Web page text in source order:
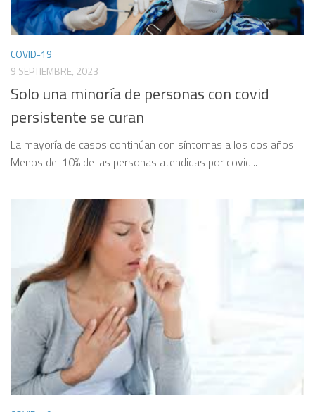
COVID-19
9 SEPTIEMBRE, 2023
Solo una minoría de personas con covid
persistente se curan
La mayoría de casos continúan con síntomas a los dos años
Menos del 10% de las personas atendidas por covid...